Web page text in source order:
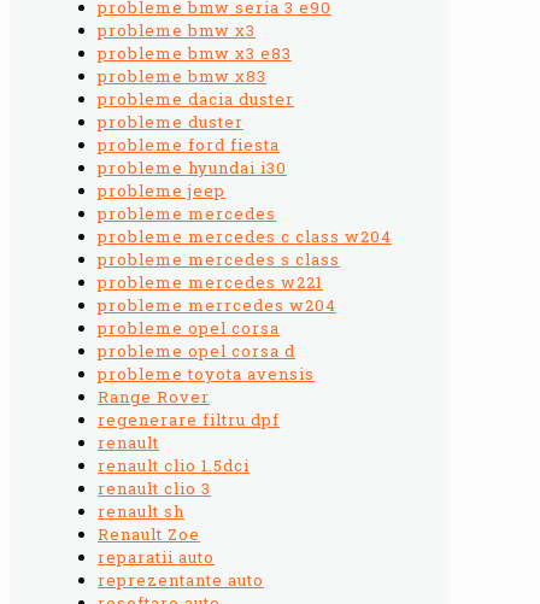
probleme bmw seria 3 e90
probleme bmw x3
probleme bmw x3 e83
probleme bmw x83
probleme dacia duster
probleme duster
probleme ford fiesta
probleme hyundai i30
probleme jeep
probleme mercedes
probleme mercedes c class w204
probleme mercedes s class
probleme mercedes w221
probleme merrcedes w204
probleme opel corsa
probleme opel corsa d
probleme toyota avensis
Range Rover
regenerare filtru dpf
renault
renault clio 1.5dci
renault clio 3
renault sh
Renault Zoe
reparatii auto
reprezentante auto